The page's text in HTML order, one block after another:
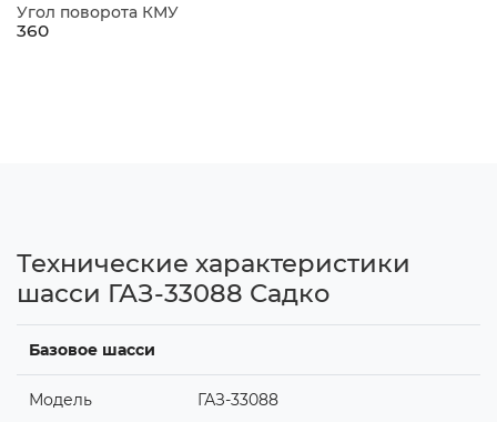
Угол поворота КМУ
360
Технические характеристики
шасси ГАЗ-33088 Садко
Базовое шасси
Модель ГАЗ-33088